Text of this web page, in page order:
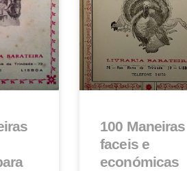
100 Maneiras
faceis e
económicas